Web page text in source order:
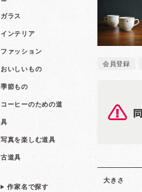
ガラス
インテリア
ファッション
おいしいもの
季節もの
コーヒーのための道
具
写真を楽しむ道具
古道具
作家名で探す
会員登録
大きさ